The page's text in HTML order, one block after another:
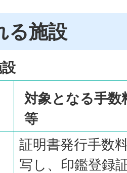
る施設
対象となる手数
等
証明書発行手数
写し、印鑑登録